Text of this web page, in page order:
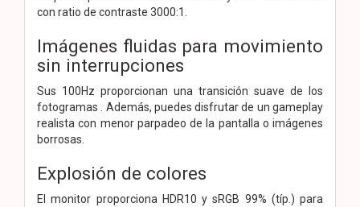
con ratio de contraste 3000:1.
Imágenes fluidas para movimiento
sin interrupciones
Sus 100Hz proporcionan una transición suave de los
fotogramas . Además, puedes disfrutar de un gameplay
realista con menor parpadeo de la pantalla o imágenes
borrosas.
Explosión de colores
El monitor proporciona HDR10 y sRGB 99% (típ.) para